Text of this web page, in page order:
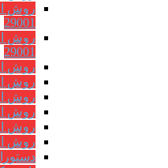
روش
29001
روش
29001
روش
روش
روش
روش
روش
روش